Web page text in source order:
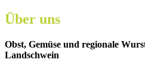
Über uns
Obst, Gemüse und regionale
Landschwein